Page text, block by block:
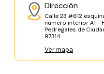
Dirección
Calle 23 #612
número interior A1 -
Pedregales de
97314
Ver mapa